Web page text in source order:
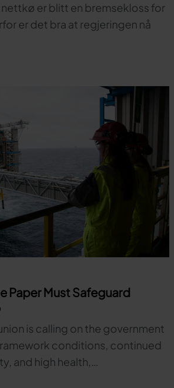
er blitt en bremsekloss for
er det bra at regjeringen nå
Paper Must Safeguard
is calling on the government
conditions, continued
and high health,…